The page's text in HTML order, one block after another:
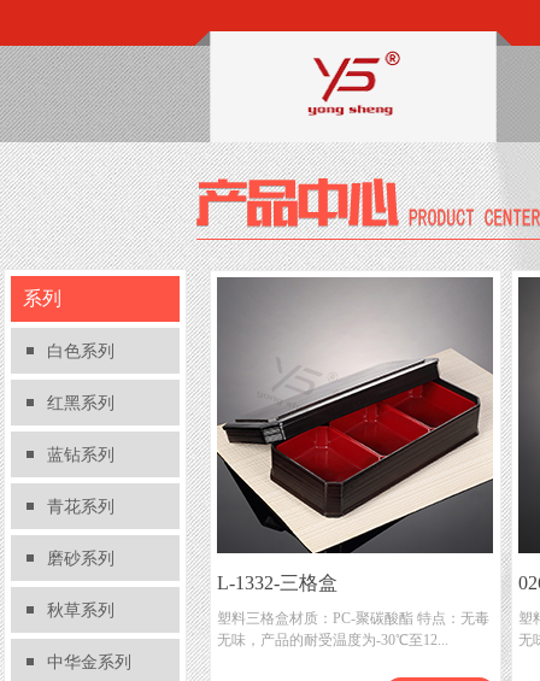
系列
白色系列
红黑系列
蓝钻系列
青花系列
磨砂系列
秋草系列
中华金系列
L-1332-三格盒
塑料三格盒材质：PC-聚碳酸酯 特点：无毒
无味，产品的耐受温度为-30℃至12...
塑
无